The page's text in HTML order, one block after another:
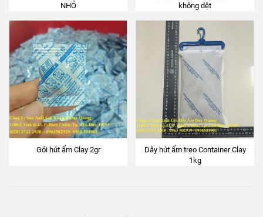
NHỎ
không dệt
Gói hút ẩm Clay 2gr
Dây hút ẩm treo Container Clay
1kg